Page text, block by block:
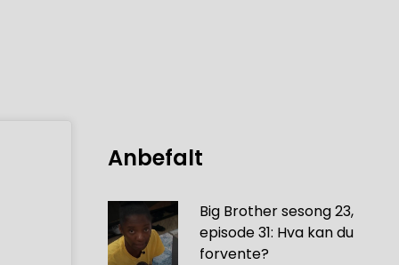
Anbefalt
Big Brother sesong 23,
episode 31: Hva kan du
forvente?